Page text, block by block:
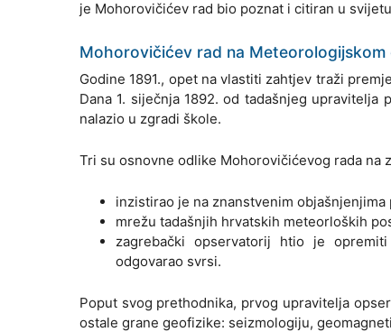
je Mohorovičićev rad bio poznat i citiran u
Mohorovičićev rad na
Godine 1891., opet na vlastiti zahtjev traži
Dana 1. siječnja 1892. od tadašnjeg upravitelja
nalazio u zgradi škole.
Tri su osnovne odlike Mohorovičićevog rada na
inzistirao je na znanstvenim
mrežu tadašnjih hrvatskih meteorloških
zagrebački opservatorij htio je
odgovarao svrsi.
Poput svog prethodnika, prvog upravitelja
ostale grane geofizike: seizmologiju,